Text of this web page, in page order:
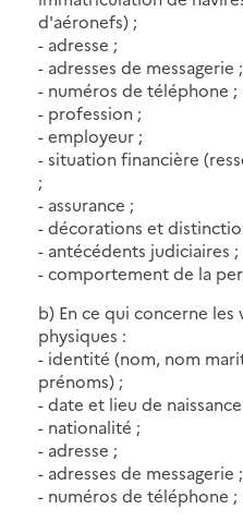
d'aéronefs) ;
- adresse ;
- adresses de messagerie ;
- numéros de téléphone ;
- profession ;
- employeur ;
- situation financière
;
- assurance ;
- décorations et
- antécédents judiciaires ;
- comportement de la
b) En ce qui concerne
physiques :
- identité (nom, nom
prénoms) ;
- date et lieu de
- nationalité ;
- adresse ;
- adresses de messagerie ;
- numéros de téléphone ;